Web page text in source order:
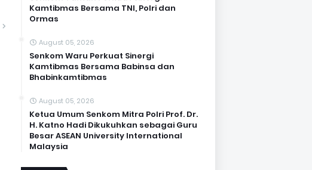
Kamtibmas Bersama TNI, Polri dan
Ormas
August 05, 2026
Senkom Waru Perkuat Sinergi
Kamtibmas Bersama Babinsa dan
Bhabinkamtibmas
August 05, 2026
Ketua Umum Senkom Mitra Polri Prof. Dr.
H. Katno Hadi Dikukuhkan sebagai Guru
Besar ASEAN University International
Malaysia